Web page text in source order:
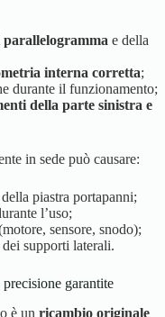
parallelogramma e della
interna corretta;
durante il funzionamento;
della parte sinistra e
in sede può causare:
della piastra portapanni;
l’uso;
sensore, snodo);
supporti laterali.
garantite
è un ricambio originale